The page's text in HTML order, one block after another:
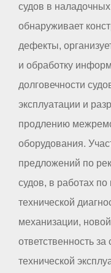
судов в
обнаруживает
дефекты,
и обработку
долговечности
эксплуатации и
продлению
оборудования.
предложений по
судов, в работах
технической
механизации,
ответственность
технической